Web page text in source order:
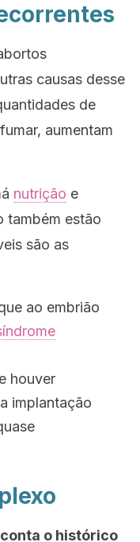
causas desse
de
aumentam
nutrição e
também estão
são as
ao embrião
houver
implantação
o histórico